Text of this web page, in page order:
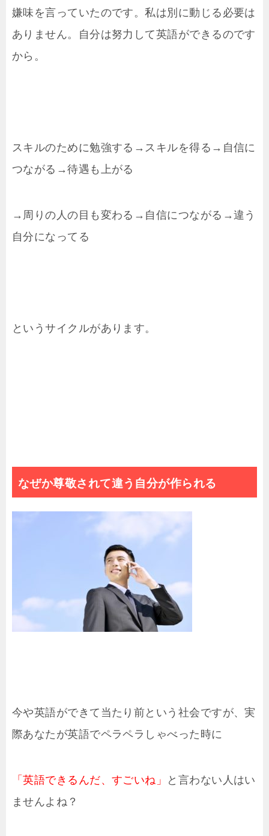
嫌味を言っていたのです。私は別に動じる必要は
ありません。自分は努力して英語ができるのです
から。
スキルのために勉強する→スキルを得る→自信に
つながる→待遇も上がる
→周りの人の目も変わる→自信につながる→違う
自分になってる
というサイクルがあります。
なぜか尊敬されて違う自分が作られる
今や英語ができて当たり前という社会ですが、実
際あなたが英語でペラペラしゃべった時に
「英語できるんだ、すごいね」
と言わない人はい
ませんよね？